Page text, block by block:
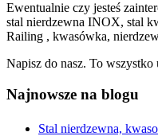
Ewentualnie czy jesteś
stal nierdzewna INOX, stal
Railing , kwasówka,
Napisz do nasz. To wszystko
Najnowsze na blogu
Stal nierdzewna,